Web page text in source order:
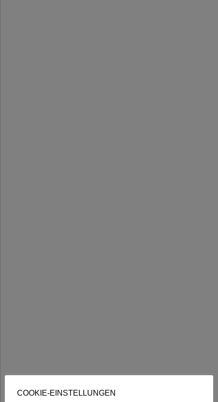
COOKIE-EINSTELLUNGEN